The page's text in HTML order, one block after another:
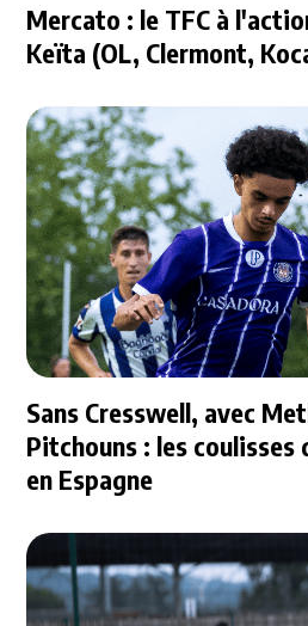
Mercato : le TFC à
Keïta (OL, Clermont,
Sans Cresswell, avec
Pitchouns : les coulisses
en Espagne